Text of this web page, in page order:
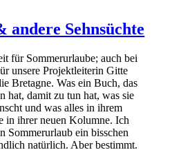
andere Sehnsüchte
für Sommerurlaube; auch bei
unsere Projektleiterin Gitte
Bretagne. Was ein Buch, das
hat, damit zu tun hat, was sie
und was alles in ihrem
in ihrer neuen Kolumne. Ich
Sommerurlaub ein bisschen
natürlich. Aber bestimmt.